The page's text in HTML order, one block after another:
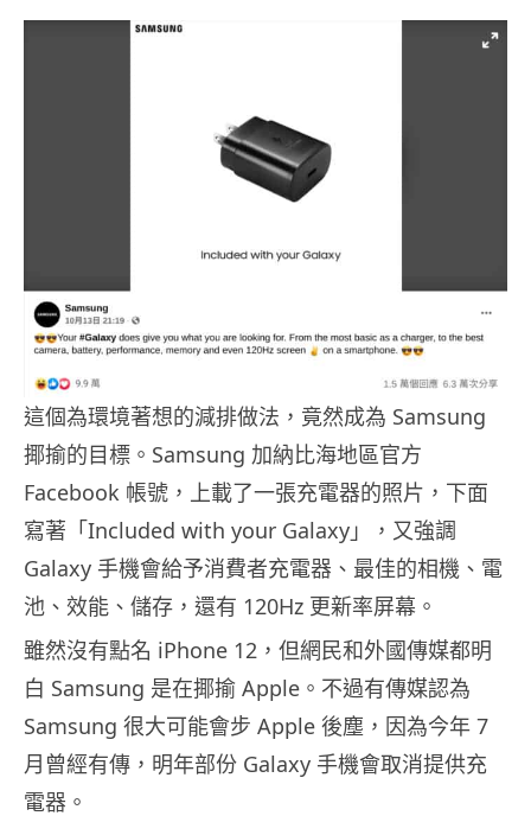
這個為環境著想的減排做法，竟然成為 Samsung
揶揄的目標。Samsung 加納比海地區官方
Facebook 帳號，上載了一張充電器的照片，下面
寫著「Included with your Galaxy」，又強調
Galaxy 手機會給予消費者充電器、最佳的相機、電
池、效能、儲存，還有 120Hz 更新率屏幕。
雖然沒有點名 iPhone 12，但網民和外國傳媒都明
白 Samsung 是在揶揄 Apple。不過有傳媒認為
Samsung 很大可能會步 Apple 後塵，因為今年 7
月曾經有傳，明年部份 Galaxy 手機會取消提供充
電器。